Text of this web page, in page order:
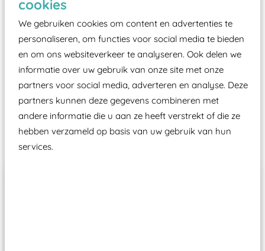
cookies
We gebruiken cookies om content en advertenties te
personaliseren, om functies voor social media te bieden
en om ons websiteverkeer te analyseren. Ook delen we
informatie over uw gebruik van onze site met onze
partners voor social media, adverteren en analyse. Deze
partners kunnen deze gegevens combineren met
andere informatie die u aan ze heeft verstrekt of die ze
hebben verzameld op basis van uw gebruik van hun
services.
moet zijn van een typekeuring, -plaatje en
certificering, uitgegeven door een Nederlands
aangewezen keuringsinstantie?
Wij ook speeltoestellen kunnen laten keuren zodat
ze toch binnen het Warenwetbesluit Attractie- en
Speeltoestellen vallen?
Past er goed bij